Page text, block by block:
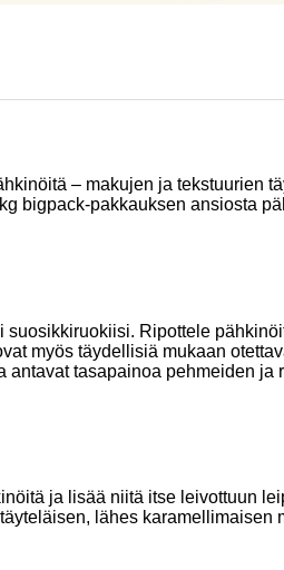
– makujen ja tekstuurien
bigpack-pakkauksen ansiosta
Ripottele
myös täydellisiä mukaan
tasapainoa pehmeiden ja
ja lisää niitä itse leivottuun
lähes karamellimaisen